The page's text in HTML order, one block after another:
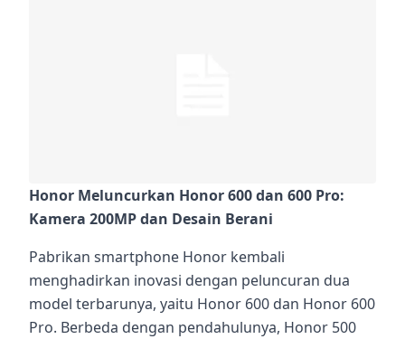
Honor Meluncurkan Honor 600 dan 600 Pro:
Kamera 200MP dan Desain Berani
Pabrikan smartphone Honor kembali
menghadirkan inovasi dengan peluncuran dua
model terbarunya, yaitu Honor 600 dan Honor 600
Pro. Berbeda dengan pendahulunya, Honor 500